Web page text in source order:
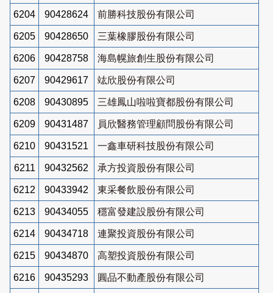
6204 90428624 前勝科技股份有限公司
6205 90428650 三葉橡膠股份有限公司
6206 90428758 海島幌旅創生股份有限公司
6207 90429617 竑欣股份有限公司
6208 90430895 三雄鳳山啦啦寶都股份有限公司
6209 90431487 員欣醫務管理顧問股份有限公司
6210 90431521 一鑫車研科技股份有限公司
6211 90432562 承方投資股份有限公司
6212 90433942 東采餐飲股份有限公司
6213 90434055 穩富發建設股份有限公司
6214 90434718 連聚投資股份有限公司
6215 90434870 高塑投資股份有限公司
6216 90435293 圓品不動產股份有限公司